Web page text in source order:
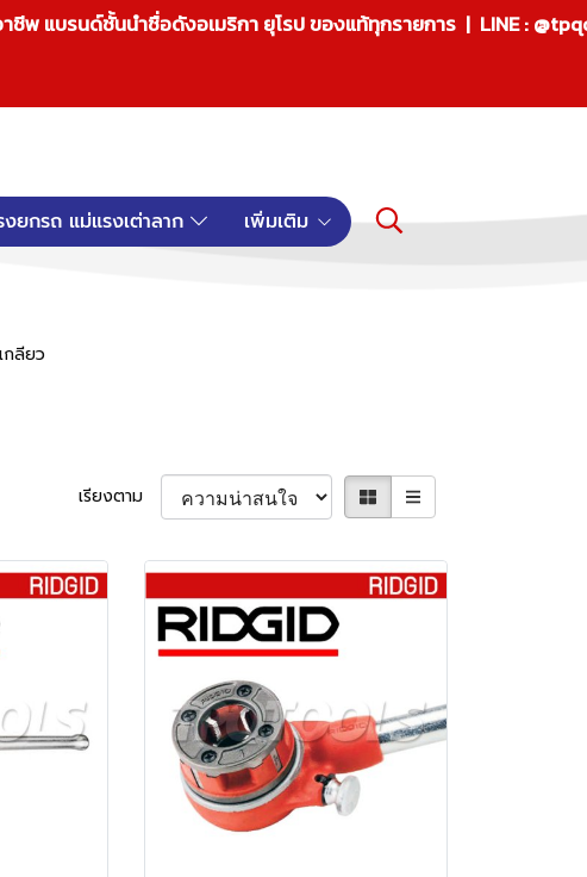
พ แบรนด์ชั้นนำชื่อดังอเมริกา ยุโรป ของแท้ทุกรายการ | LINE :
งยกรถ แม่แรงเต่าลาก เพิ่มเติม
กลียว
เรียงตาม